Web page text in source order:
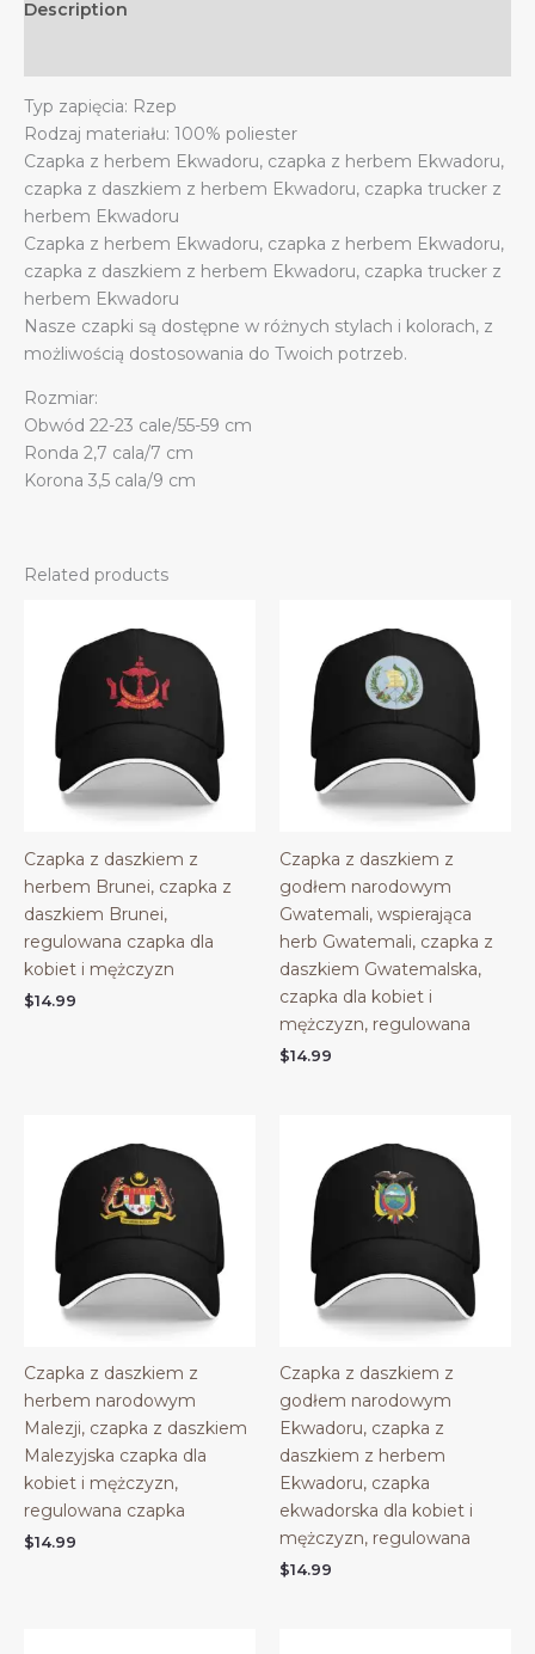
quantity
Description
Typ zapięcia: Rzep
Rodzaj materiału: 100% poliester
Czapka z herbem Ekwadoru, czapka z herbem Ekwadoru,
czapka z daszkiem z herbem Ekwadoru, czapka trucker z
herbem Ekwadoru
Czapka z herbem Ekwadoru, czapka z herbem Ekwadoru,
czapka z daszkiem z herbem Ekwadoru, czapka trucker z
herbem Ekwadoru
Nasze czapki są dostępne w różnych stylach i kolorach, z
możliwością dostosowania do Twoich potrzeb.
Rozmiar:
Obwód 22-23 cale/55-59 cm
Ronda 2,7 cala/7 cm
Korona 3,5 cala/9 cm
Related products
Czapka z daszkiem z
herbem Brunei, czapka z
daszkiem Brunei,
regulowana czapka dla
kobiet i mężczyzn
$14.99
Czapka z daszkiem z
godłem narodowym
Gwatemali, wspierająca
herb Gwatemali, czapka z
daszkiem Gwatemalska,
czapka dla kobiet i
mężczyzn, regulowana
$14.99
Czapka z daszkiem z
herbem narodowym
Malezji, czapka z daszkiem
Malezyjska czapka dla
kobiet i mężczyzn,
regulowana czapka
$14.99
Czapka z daszkiem z
godłem narodowym
Ekwadoru, czapka z
daszkiem z herbem
Ekwadoru, czapka
ekwadorska dla kobiet i
mężczyzn, regulowana
$14.99